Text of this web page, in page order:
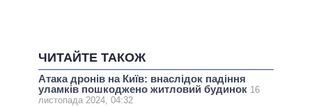
ЧИТАЙТЕ ТАКОЖ
Атака дронів на Київ: внаслідок падіння
уламків пошкоджено житловий будинок 16
листопада 2024, 04:32